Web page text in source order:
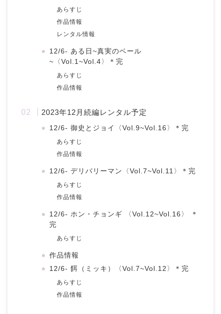
あらすじ
作品情報
レンタル情報
12/6- ある日~真実のベール
~〈Vol.1~Vol.4〉＊完
あらすじ
作品情報
2023年12月続編レンタル予定
12/6- 御史とジョイ〈Vol.9~Vol.16〉＊完
あらすじ
作品情報
12/6- デリバリーマン〈Vol.7~Vol.11〉＊完
あらすじ
作品情報
12/6- ホン・チョンギ 〈Vol.12~Vol.16〉 ＊
完
あらすじ
作品情報
12/6- 餌（ミッキ）〈Vol.7~Vol.12〉＊完
あらすじ
作品情報